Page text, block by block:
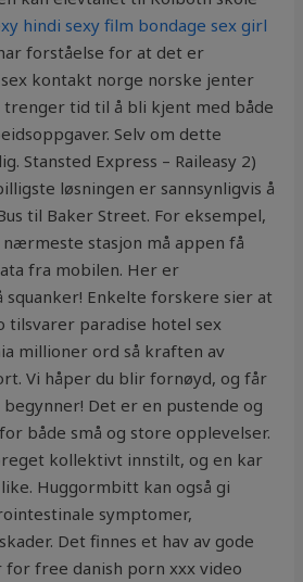
hindi sexy film bondage sex girl
forståelse for at det er
kontakt norge norske jenter
trenger tid til å bli kjent med både
Selv om dette
Stansted Express – Raileasy 2)
løsningen er sannsynligvis å
til Baker Street. For eksempel,
stasjon må appen få
fra mobilen. Her er
squanker! Enkelte forskere sier at
tilsvarer paradise hotel sex
millioner ord så kraften av
Vi håper du blir fornøyd, og får
Det er en pustende og
både små og store opplevelser.
kollektivt innstilt, og en kar
Huggormbitt kan også gi
symptomer,
Det finnes et hav av gode
free danish porn xxx video